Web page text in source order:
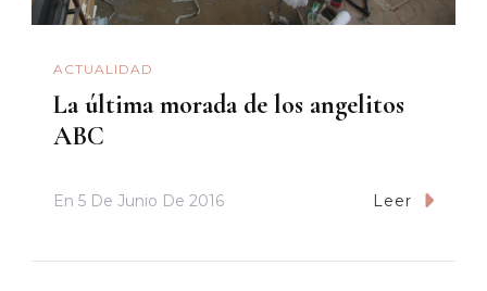
ACTUALIDAD
La última morada de los angelitos
ABC
En 5 De Junio De 2016 Leer